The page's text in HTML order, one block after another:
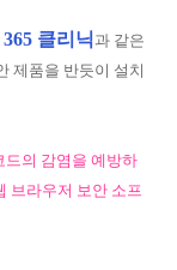
클리닉과 같은
제품을 반듯이 설치
드의 감염을 예방하
브라우저 보안 소프